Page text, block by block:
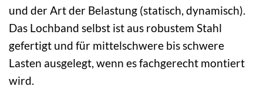
und der Art der Belastung (statisch, dynamisch).
Das Lochband selbst ist aus robustem Stahl
gefertigt und für mittelschwere bis schwere
Lasten ausgelegt, wenn es fachgerecht montiert
wird.